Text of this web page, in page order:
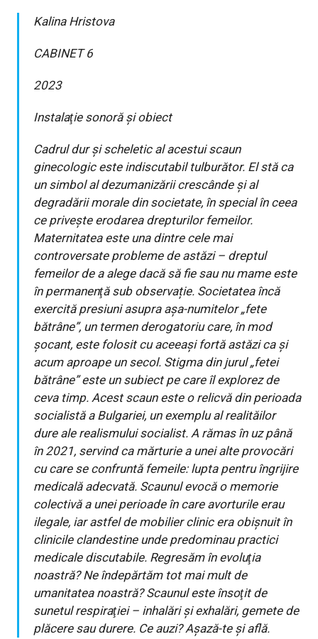
Kalina Hristova
CABINET 6
2023
Instalaţie sonoră și obiect
Cadrul dur și scheletic al acestui scaun
ginecologic este indiscutabil tulburător. El stă ca
un simbol al dezumanizării crescânde și al
degradării morale din societate, în special în ceea
ce privește erodarea drepturilor femeilor.
Maternitatea este una dintre cele mai
controversate probleme de astăzi – dreptul
femeilor de a alege dacă să fie sau nu mame este
în permanenţă sub observație. Societatea încă
exercită presiuni asupra așa-numitelor „fete
bătrâne”, un termen derogatoriu care, în mod
șocant, este folosit cu aceeași fortă astăzi ca și
acum aproape un secol. Stigma din jurul „fetei
bătrâne” este un subiect pe care îl explorez de
ceva timp. Acest scaun este o relicvă din perioada
socialistă a Bulgariei, un exemplu al realităilor
dure ale realismului socialist. A rămas în uz până
în 2021, servind ca mărturie a unei alte provocări
cu care se confruntă femeile: lupta pentru îngrijire
medicală adecvată. Scaunul evocă o memorie
colectivă a unei perioade în care avorturile erau
ilegale, iar astfel de mobilier clinic era obișnuit în
clinicile clandestine unde predominau practici
medicale discutabile. Regresăm în evoluţia
noastră? Ne îndepărtăm tot mai mult de
umanitatea noastră? Scaunul este însoţit de
sunetul respiraţiei – inhalări și exhalări, gemete de
plăcere sau durere. Ce auzi? Așază-te și află.